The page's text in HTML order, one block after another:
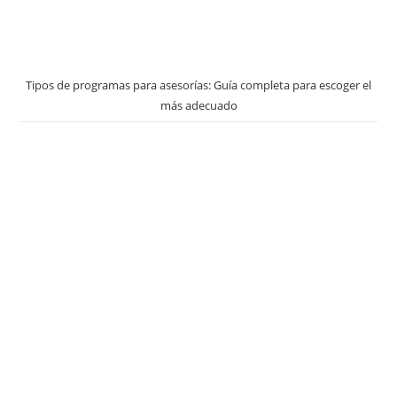
Tipos de programas para asesorías: Guía completa para escoger el
más adecuado